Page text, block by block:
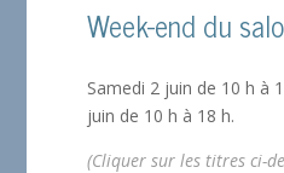
Week-end du
Samedi 2 juin de 10 h à
juin de 10 h à 18 h.
(Cliquer sur les titres ci-